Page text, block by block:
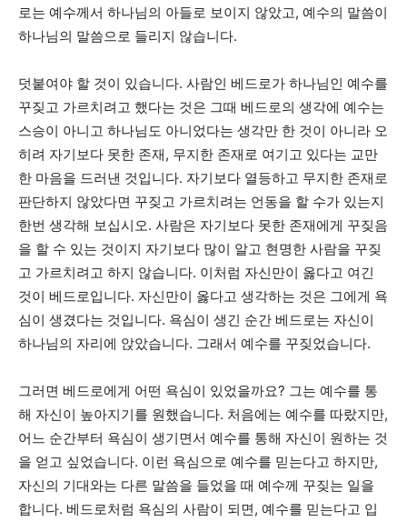
로는 예수께서 하나님의 아들로 보이지 않았고, 예수의 말씀이
하나님의 말씀으로 들리지 않습니다.
덧붙여야 할 것이 있습니다. 사람인 베드로가 하나님인 예수를
꾸짖고 가르치려고 했다는 것은 그때 베드로의 생각에 예수는
스승이 아니고 하나님도 아니었다는 생각만 한 것이 아니라 오
히려 자기보다 못한 존재, 무지한 존재로 여기고 있다는 교만
한 마음을 드러낸 것입니다. 자기보다 열등하고 무지한 존재로
판단하지 않았다면 꾸짖고 가르치려는 언동을 할 수가 있는지
한번 생각해 보십시오. 사람은 자기보다 못한 존재에게 꾸짖음
을 할 수 있는 것이지 자기보다 많이 알고 현명한 사람을 꾸짖
고 가르치려고 하지 않습니다. 이처럼 자신만이 옳다고 여긴
것이 베드로입니다. 자신만이 옳다고 생각하는 것은 그에게 욕
심이 생겼다는 것입니다. 욕심이 생긴 순간 베드로는 자신이
하나님의 자리에 앉았습니다. 그래서 예수를 꾸짖었습니다.
그러면 베드로에게 어떤 욕심이 있었을까요? 그는 예수를 통
해 자신이 높아지기를 원했습니다. 처음에는 예수를 따랐지만,
어느 순간부터 욕심이 생기면서 예수를 통해 자신이 원하는 것
을 얻고 싶었습니다. 이런 욕심으로 예수를 믿는다고 하지만,
자신의 기대와는 다른 말씀을 들었을 때 예수께 꾸짖는 일을
합니다. 베드로처럼 욕심의 사람이 되면, 예수를 믿는다고 입